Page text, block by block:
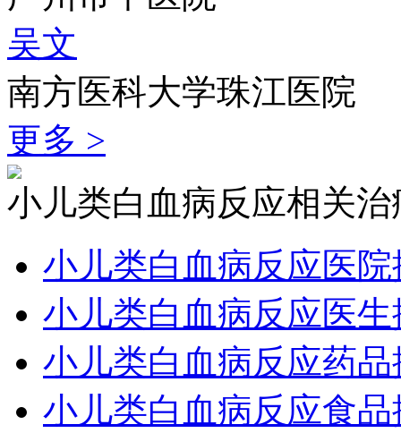
吴文
南方医科大学珠江医院
更多 >
小儿类白血病反应相关
小儿类白血病反应医
小儿类白血病反应医
小儿类白血病反应药
小儿类白血病反应食